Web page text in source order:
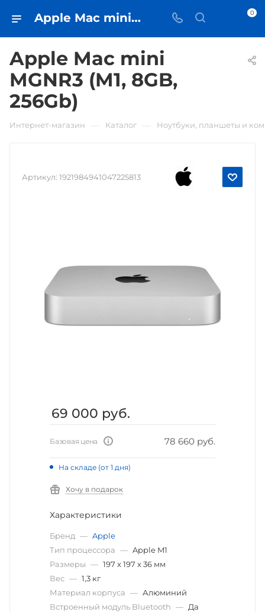
Apple Mac mini MGNR3 (M1, 8GB, 256Gb) • купить в Самаре - iЧехол 0
Apple Mac mini
MGNR3 (M1, 8GB,
256Gb)
Интернет-магазин Каталог Ноутбуки, планшеты и
Артикул: 1921984941047225813
69 000 руб.
Базовая цена 78 660 руб.
На складе (от 1 дня)
Хочу в подарок
Характеристики
Бренд — Apple
Тип процессора — Apple M1
Размеры — 197 x 197 x 36 мм
Вес — 1,3 кг
Материал корпуса — Алюминий
Встроенный модуль Bluetooth — Да